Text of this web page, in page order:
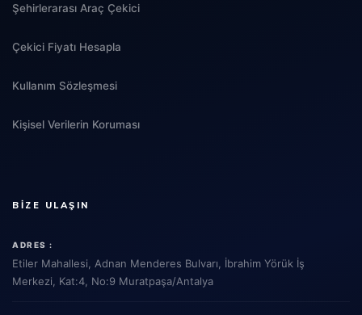
Şehirlerarası Araç Çekici
Çekici Fiyatı Hesapla
Kullanım Sözleşmesi
Kişisel Verilerin Koruması
BIZE ULAŞIN
ADRES :
Etiler Mahallesi, Adnan Menderes Bulvarı, İbrahim Yörük İş
Merkezi, Kat:4, No:9 Muratpaşa/Antalya